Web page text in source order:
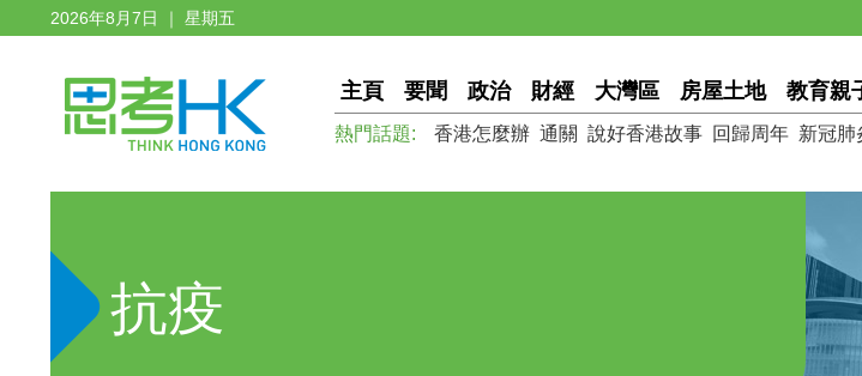
2026年8月7日 ｜ 星期五
主頁 要聞 政治 財經 大灣區 房屋土地 教育親
熱門話題: 香港怎麼辦 通關 說好香港故事 回歸周年 新冠肺
抗疫